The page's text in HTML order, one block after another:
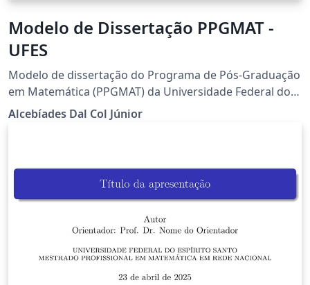
Modelo de Dissertação PPGMAT -
UFES
Modelo de dissertação do Programa de Pós-Graduação
em Matemática (PPGMAT) da Universidade Federal do
Espírito Santo (UFES)
Alcebíades Dal Col Júnior